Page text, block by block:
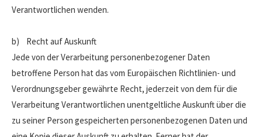
Verantwortlichen wenden.
b) Recht auf Auskunft
Jede von der Verarbeitung personenbezogener Daten
betroffene Person hat das vom Europäischen Richtlinien- und
Verordnungsgeber gewährte Recht, jederzeit von dem für die
Verarbeitung Verantwortlichen unentgeltliche Auskunft über die
zu seiner Person gespeicherten personenbezogenen Daten und